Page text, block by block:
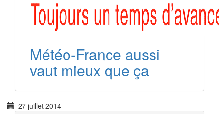
Météo-France aussi
vaut mieux que ça
27 juillet 2014